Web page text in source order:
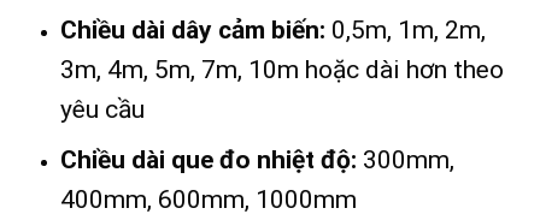
Chiều dài dây cảm biến: 0,5m, 1m, 2m,
3m, 4m, 5m, 7m, 10m hoặc dài hơn theo
yêu cầu
Chiều dài que đo nhiệt độ: 300mm,
400mm, 600mm, 1000mm